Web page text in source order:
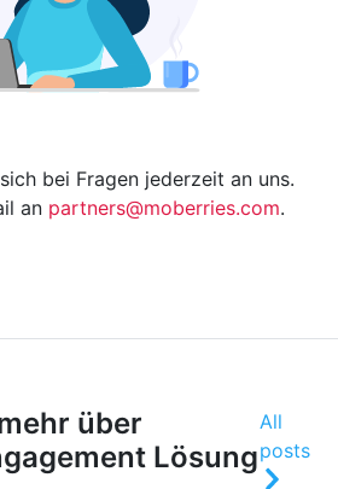
bei Fragen jederzeit an uns.
an partners@moberries.com.
über
Lösung
All
posts